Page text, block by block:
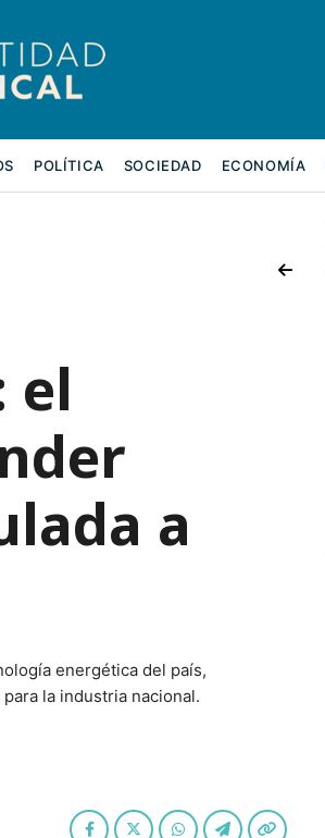
POLÍTICA SOCIEDAD ECONOMÍA
el
a
energética del país,
la industria nacional.